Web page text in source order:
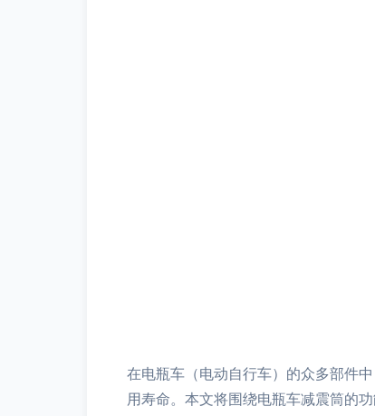
在电瓶车（电动自行车）的众多部件
用寿命。本文将围绕电瓶车减震筒的